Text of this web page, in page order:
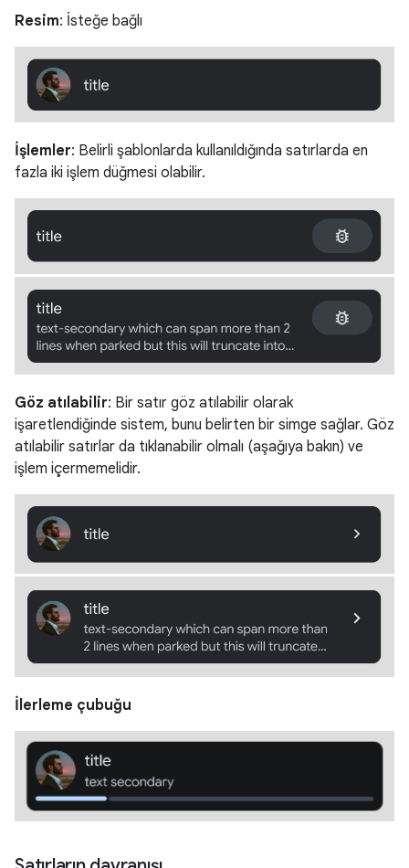
Resim: İsteğe bağlı
İşlemler: Belirli şablonlarda kullanıldığında satırlarda en
fazla iki işlem düğmesi olabilir.
Göz atılabilir: Bir satır göz atılabilir olarak
işaretlendiğinde sistem, bunu belirten bir simge sağlar. Göz
atılabilir satırlar da tıklanabilir olmalı (aşağıya bakın) ve
işlem içermemelidir.
İlerleme çubuğu